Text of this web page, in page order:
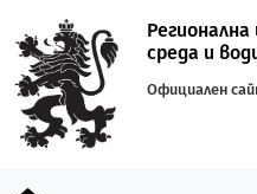
среда и
Официален